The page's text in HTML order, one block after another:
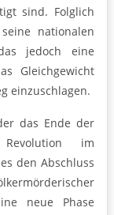
sind. Folglich
nationalen
jedoch eine
Gleichgewicht
einzuschlagen.
das Ende der
im
den Abschluss
neue Phase